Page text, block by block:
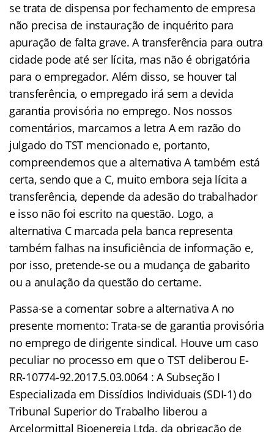
se trata de dispensa por fechamento de empresa
não precisa de instauração de inquérito para
apuração de falta grave. A transferência para outra
cidade pode até ser lícita, mas não é obrigatória
para o empregador. Além disso, se houver tal
transferência, o empregado irá sem a devida
garantia provisória no emprego. Nos nossos
comentários, marcamos a letra A em razão do
julgado do TST mencionado e, portanto,
compreendemos que a alternativa A também está
certa, sendo que a C, muito embora seja lícita a
transferência, depende da adesão do trabalhador
e isso não foi escrito na questão. Logo, a
alternativa C marcada pela banca representa
também falhas na insuficiência de informação e,
por isso, pretende-se ou a mudança de gabarito
ou a anulação da questão do certame.
Passa-se a comentar sobre a alternativa A no
presente momento: Trata-se de garantia provisória
no emprego de dirigente sindical. Houve um caso
peculiar no processo em que o TST deliberou E-
RR-10774-92.2017.5.03.0064: A Subseção I
Especializada em Dissídios Individuais (SDI-1) do
Tribunal Superior do Trabalho liberou a
Arcelormittal Bioenergia Ltda. da obrigação de